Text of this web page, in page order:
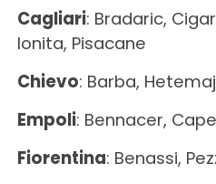
Cagliari: Bradaric,
Ionita, Pisacane
Chievo: Barba,
Empoli: Bennacer,
Fiorentina: Benassi,